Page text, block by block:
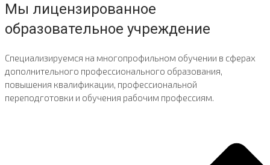
Мы лицензированное
образовательное учреждение​
Специализируемся на многопрофильном обучении в сферах
дополнительного профессионального образования,
повышения квалификации, профессиональной
переподготовки и обучения рабочим профессиям.